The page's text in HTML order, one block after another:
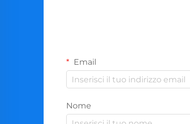
Email
Nome